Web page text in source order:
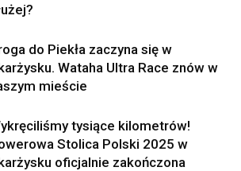
do Piekła zaczyna się w
Wataha Ultra Race znów w
mieście
tysiące kilometrów!
Stolica Polski 2025 w
oficjalnie zakończona